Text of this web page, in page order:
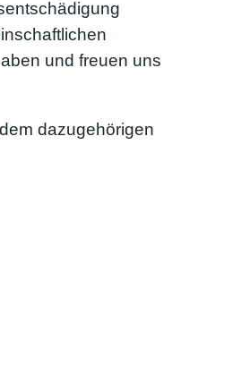
und freuen uns
dazugehörigen